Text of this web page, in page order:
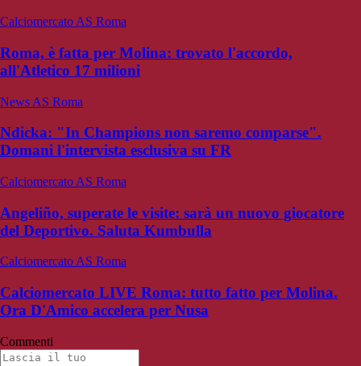
Calciomercato AS Roma
Roma, è fatta per Molina: trovato l'accordo,
all'Atletico 17 milioni
News AS Roma
Ndicka: "In Champions non saremo comparse".
Domani l'intervista esclusiva su FR
Calciomercato AS Roma
Angeliño, superate le visite: sarà un nuovo giocatore
del Deportivo. Saluta Kumbulla
Calciomercato AS Roma
Calciomercato LIVE Roma: tutto fatto per Molina.
Ora D'Amico accelera per Nusa
Commenti